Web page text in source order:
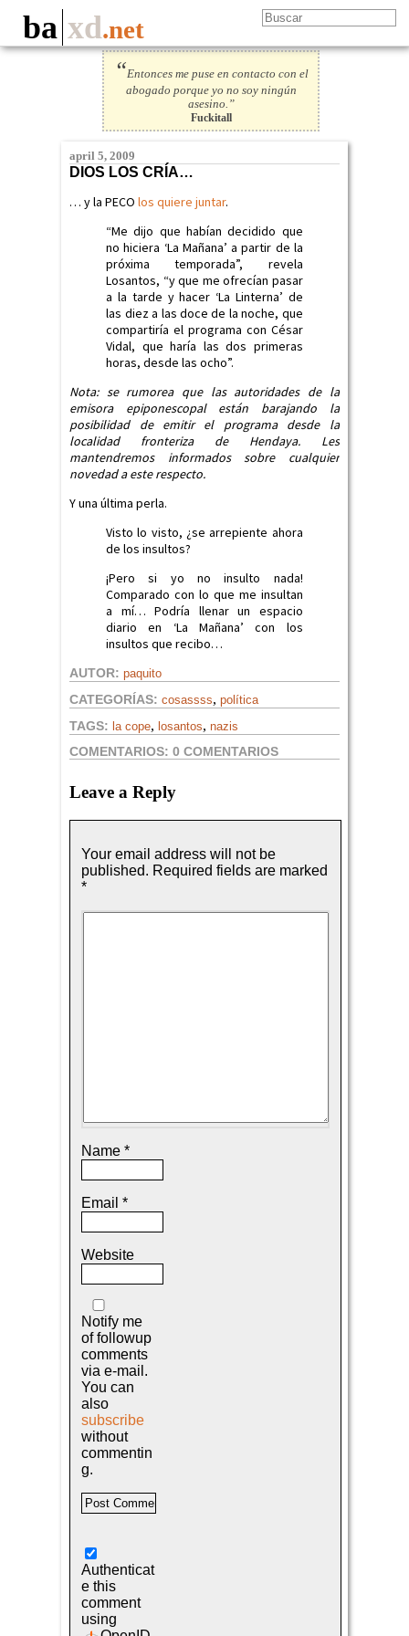
ba xd.net
“Entonces me puse en contacto con el
abogado porque yo no soy ningún
asesino.”
Fuckitall
april 5, 2009
DIOS LOS CRÍA…
… y la PECOlos quiere juntar.
“Me dijo que habían decidido que
no hiciera ‘La Mañana’ a partir de la
próxima temporada”, revela
Losantos, “y que me ofrecían pasar
a la tarde y hacer ‘La Linterna’ de
las diez a las doce de la noche, que
compartiría el programa con César
Vidal, que haría las dos primeras
horas, desde las ocho”.
Nota: se rumorea que las autoridades de la
emisora epiponescopal están barajando la
posibilidad de emitir el programa desde la
localidad fronteriza de Hendaya. Les
mantendremos informados sobre cualquier
novedad a este respecto.
Y una última perla.
Visto lo visto, ¿se arrepiente ahora
de los insultos?
¡Pero si yo no insulto nada!
Comparado con lo que me insultan
a mí… Podría llenar un espacio
diario en ‘La Mañana’ con los
insultos que recibo…
AUTOR: paquito
CATEGORÍAS: cosassss,política
TAGS: la cope,losantos,nazis
COMENTARIOS:0 COMENTARIOS
Leave a Reply
Your email address will not be
published. Required fields are marked
*
Name *
Email *
Website
Notify me
of followup
comments
via e-mail.
You can
also
subscribe
without
commentin
g.
Authenticat
e this
comment
using